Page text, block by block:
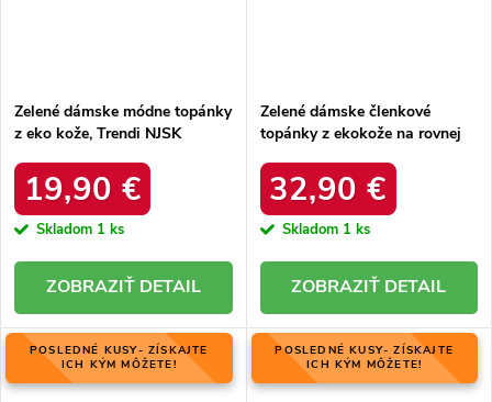
Zelené dámske módne topánky
z eko kože, Trendi NJSK
19,90 €
Skladom 1 ks
DETAIL
Zelené dámske členkové
topánky z ekokože na rovnej
ASA198-21 ZIELONY
32,90 €
Skladom 1 ks
DETAIL
POSLEDNÉ KUSY- ZÍSKAJTE
ICH KÝM MÔŽETE!
POSLEDNÉ KUSY- ZÍSKAJTE
ICH KÝM MÔŽETE!